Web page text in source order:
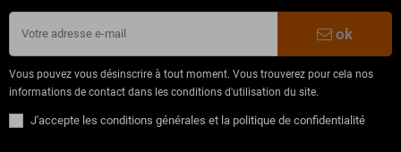
ok
Vous pouvez vous désinscrire à tout moment. Vous trouverez pour cela nos
informations de contact dans les conditions d'utilisation du site.
J'accepte les conditions générales et la politique de confidentialité